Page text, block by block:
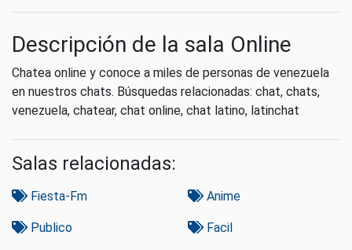
Descripción de la sala Online
Chatea online y conoce a miles de personas de venezuela
en nuestros chats. Búsquedas relacionadas: chat, chats,
venezuela, chatear, chat online, chat latino, latinchat
Salas relacionadas:
Fiesta-Fm Anime
Publico Facil